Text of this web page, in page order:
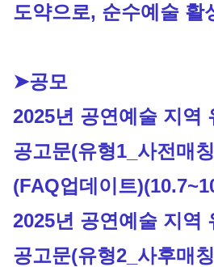
도약으로, 순수예술 활
➤공모
2025년 공연예술 지역
공고문(유형1_사전매
(FAQ업데이트)
2025년 공연예술 지역
공고문(유형2_사후매